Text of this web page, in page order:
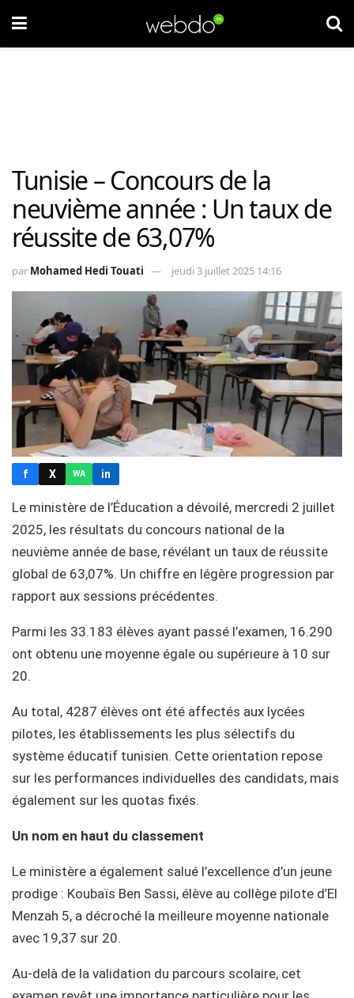
Tunisie – Concours de la
neuvième année : Un taux de
réussite de 63,07%
par Mohamed Hedi Touati jeudi 3 juillet 2025 14:16
f X WA in
Le ministère de l’Éducation a dévoilé, mercredi 2 juillet
2025, les résultats du concours national de la
neuvième année de base, révélant un taux de réussite
global de 63,07%. Un chiffre en légère progression par
rapport aux sessions précédentes.
Parmi les 33.183 élèves ayant passé l’examen, 16.290
ont obtenu une moyenne égale ou supérieure à 10 sur
20.
Au total, 4287 élèves ont été affectés aux lycées
pilotes, les établissements les plus sélectifs du
système éducatif tunisien. Cette orientation repose
sur les performances individuelles des candidats, mais
également sur les quotas fixés.
Un nom en haut du classement
Le ministère a également salué l’excellence d’un jeune
prodige : Koubaïs Ben Sassi, élève au collège pilote d’El
Menzah 5, a décroché la meilleure moyenne nationale
avec 19,37 sur 20.
Au-delà de la validation du parcours scolaire, cet